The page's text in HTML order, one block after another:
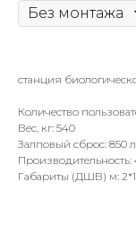
станция
Количество
Вес, кг: 540
Залповый сброс: 850
Производительность:
Габариты (ДШВ) м: